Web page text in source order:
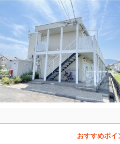
おすすめポイ